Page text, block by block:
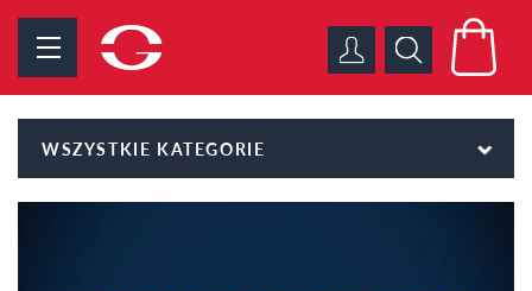
WSZYSTKIE KATEGORIE